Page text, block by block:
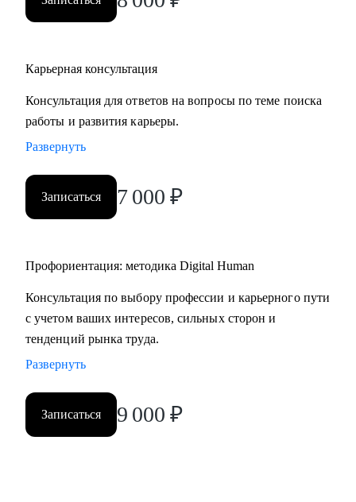
карьерных кризисов
• Руководителям высшего звена и Директорам
(Операционный директор, Коммерческий директор,
Директор по: HR, Управлению цепочками поставок
• Менеджерам среднего звена: Руководители отделов,
Региональные и Территориальные менеджеры, HR бизнес-
партнеры (HRBP)
• Ведущим специалистам и ключевым экспертам:
Бухгалтеры, Финансовые менеджеры, Маркетологи,
• Операционному и Торговому персоналу: Продавцы-
консультанты, Кассиры, Складские работники,
Администраторы
• Начинающим специалистам (Ассистенты, Младшие
Постоянно повышаю квалификацию через тренинги по
Карьерная консультация
Консультация для ответов на вопросы по теме поиска
работы и развития карьеры.
Развернуть
Записаться 7 000 ₽
Профориентация: методика Digital Human
Консультация по выбору профессии и карьерного пути
с учетом ваших интересов, сильных сторон и
тенденций рынка труда.
Развернуть
Записаться 9 000 ₽